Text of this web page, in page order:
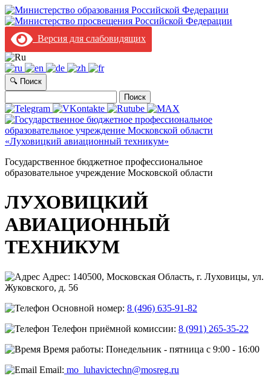
Версия для слабовидящих
🔍 Поиск
Государственное бюджетное профессиональное
образовательное учреждение Московской области
ЛУХОВИЦКИЙ
АВИАЦИОННЫЙ
ТЕХНИКУМ
Адрес: 140500, Московская Область, г. Луховицы, ул.
Жуковского, д. 56
Основной номер: 8 (496) 635-91-82
Телефон приёмной комиссии: 8 (991) 265-35-22
Время работы: Понедельник - пятница с 9:00 - 16:00
Email: mo_luhavictechn@mosreg.ru